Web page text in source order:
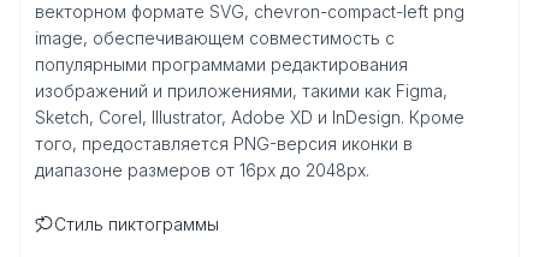
векторном формате SVG, chevron-compact-left png
image, обеспечивающем совместимость с
популярными программами редактирования
изображений и приложениями, такими как Figma,
Sketch, Corel, Illustrator, Adobe XD и InDesign. Кроме
того, предоставляется PNG-версия иконки в
диапазоне размеров от 16px до 2048px.
Стиль пиктограммы